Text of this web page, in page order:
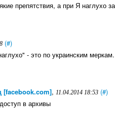
препятствия, а при Я наглухо
(#)
- это по украинским
[facebook.com], 11.04.2014 18:53 (#)
в архивы